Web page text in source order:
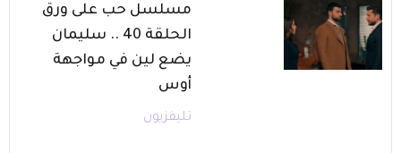
مسلسل حب على ورق
الحلقة 40 .. سليمان
يضع لين في مواجهة
أوس
تليفزيون